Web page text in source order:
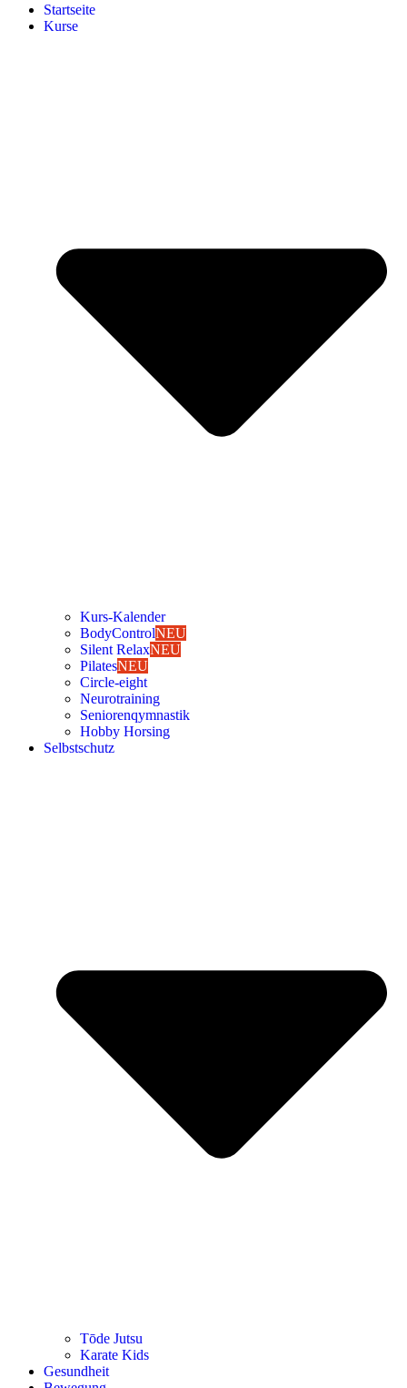
Start­sei­te
Kur­se
Kurs-Kalen­­der
Body­Con­trolNEU
Silent RelaxNEU
Pila­tesNEU
Cir­cle-eight
Neu­ro­trai­ning
Senio­ren­qym­nas­tik
Hob­by Hor­sing
Selbst­schutz
Tōde Jutsu
Kara­te Kids
Gesund­heit